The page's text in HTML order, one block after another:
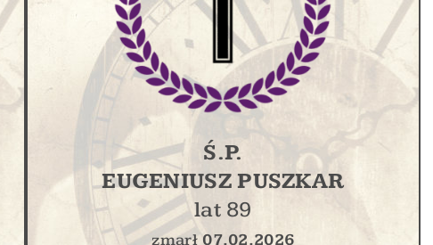
Ś.P.
EUGENIUSZ PUSZKAR
lat 89
zmarł07.02.2026